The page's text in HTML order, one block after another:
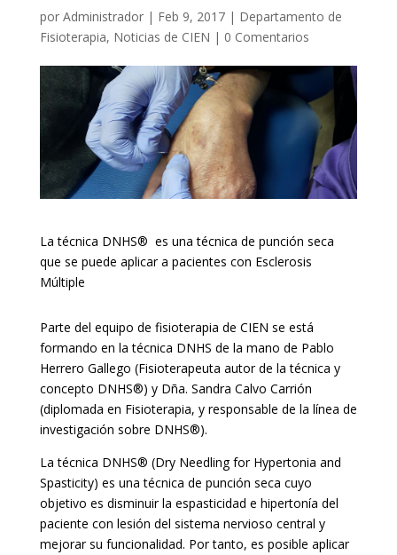
por Administrador| Feb 9, 2017| Departamento de
Fisioterapia, Noticias de CIEN | 0 Comentarios
La técnica DNHS® es una técnica de punción seca
que se puede aplicar a pacientes con Esclerosis
Múltiple
Parte del equipo de fisioterapia de CIEN se está
formando en la técnica DNHS de la mano de Pablo
Herrero Gallego (Fisioterapeuta autor de la técnica y
concepto DNHS®) y Dña. Sandra Calvo Carrión
(diplomada en Fisioterapia, y responsable de la línea de
investigación sobre DNHS®).
La técnica DNHS® (Dry Needling for Hypertonia and
Spasticity) es una técnica de punción seca cuyo
objetivo es disminuir la espasticidad e hipertonía del
paciente con lesión del sistema nervioso central y
mejorar su funcionalidad. Por tanto, es posible aplicar